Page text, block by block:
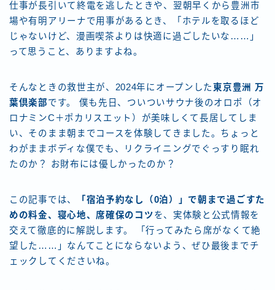
仕事が長引いて終電を逃したときや、翌朝早くから豊洲市
場や有明アリーナで用事があるとき、「ホテルを取るほど
じゃないけど、漫画喫茶よりは快適に過ごしたいな……」
って思うこと、ありますよね。
そんなときの救世主が、2024年にオープンした東京豊洲 万
葉倶楽部です。 僕も先日、ついついサウナ後のオロポ（オ
ロナミンC＋ポカリスエット）が美味しくて長居してしま
い、そのまま朝までコースを体験してきました。ちょっと
わがままボディな僕でも、リクライニングでぐっすり眠れ
たのか？ お財布には優しかったのか？
この記事では、
「宿泊予約なし（0泊）」で朝まで過ごすた
めの料金、寝心地、席確保のコツを、実体験と公式情報を
交えて徹底的に解説します。 「行ってみたら席がなくて絶
望した……」なんてことにならないよう、ぜひ最後までチ
ェックしてくださいね。